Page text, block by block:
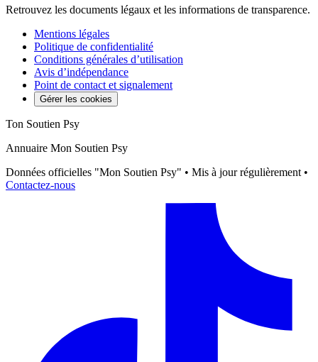
Retrouvez les documents légaux et les informations de transparence.
Mentions légales
Politique de confidentialité
Conditions générales d’utilisation
Avis d’indépendance
Point de contact et signalement
Gérer les cookies
Ton Soutien Psy
Annuaire Mon Soutien Psy
Données officielles "Mon Soutien Psy" • Mis à jour régulièrement •
Contactez-nous